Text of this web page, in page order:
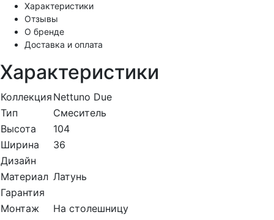
Характеристики
Отзывы
О бренде
Доставка и оплата
Характеристики
Коллекция Nettuno Due
Тип
Смеситель
Высота
104
Ширина
36
Дизайн
Материал Латунь
Гарантия
Монтаж
На столешницу